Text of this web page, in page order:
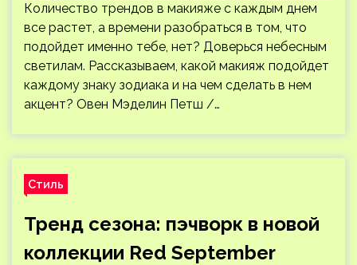
Количество трендов в макияже с каждым днем
все растет, а времени разобраться в том, что
подойдет именно тебе, нет? Доверься небесным
светилам. Рассказываем, какой макияж подойдет
каждому знаку зодиака и на чем сделать в нем
акцент? Овен Мэделин Петш /…
Стиль
Тренд сезона: пэчворк в новой
коллекции Red September